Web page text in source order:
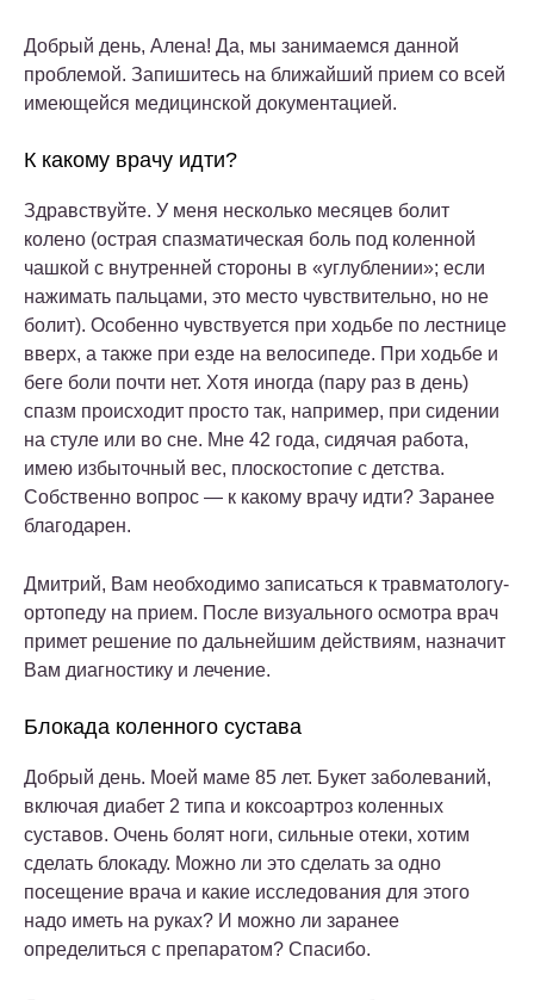
Добрый день, Алена! Да, мы занимаемся данной
проблемой. Запишитесь на ближайший прием со всей
имеющейся медицинской документацией.
К какому врачу идти?
Здравствуйте. У меня несколько месяцев болит
колено (острая спазматическая боль под коленной
чашкой с внутренней стороны в «углублении»; если
нажимать пальцами, это место чувствительно, но не
болит). Особенно чувствуется при ходьбе по лестнице
вверх, а также при езде на велосипеде. При ходьбе и
беге боли почти нет. Хотя иногда (пару раз в день)
спазм происходит просто так, например, при сидении
на стуле или во сне. Мне 42 года, сидячая работа,
имею избыточный вес, плоскостопие с детства.
Собственно вопрос — к какому врачу идти? Заранее
благодарен.
Дмитрий, Вам необходимо записаться к травматологу-
ортопеду на прием. После визуального осмотра врач
примет решение по дальнейшим действиям, назначит
Вам диагностику и лечение.
Блокада коленного сустава
Добрый день. Моей маме 85 лет. Букет заболеваний,
включая диабет 2 типа и коксоартроз коленных
суставов. Очень болят ноги, сильные отеки, хотим
сделать блокаду. Можно ли это сделать за одно
посещение врача и какие исследования для этого
надо иметь на руках? И можно ли заранее
определиться с препаратом? Спасибо.